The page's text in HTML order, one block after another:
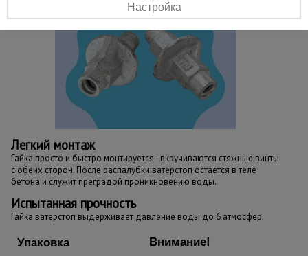
Легкий монтаж
Гайка просто и быстро монтируется - вкручиваются стяжные винты
с обеих сторон. После распалубки ватерстоп остается в теле
бетона и служит преградой проникновению воды.
Испытанная прочность
Гайка ватерстоп выдерживает давление воды до 6 атмосфер.
Упаковка Внимание!
Настройка